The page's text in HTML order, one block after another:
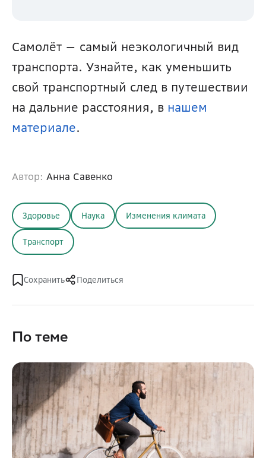
Самолёт — самый неэкологичный вид
транспорта. Узнайте, как уменьшить
свой транспортный след в путешествии
на дальние расстояния, в нашем
материале.
Автор: Анна Савенко
Здоровье Наука Изменения климата
Транспорт
Сохранить Поделиться
По теме